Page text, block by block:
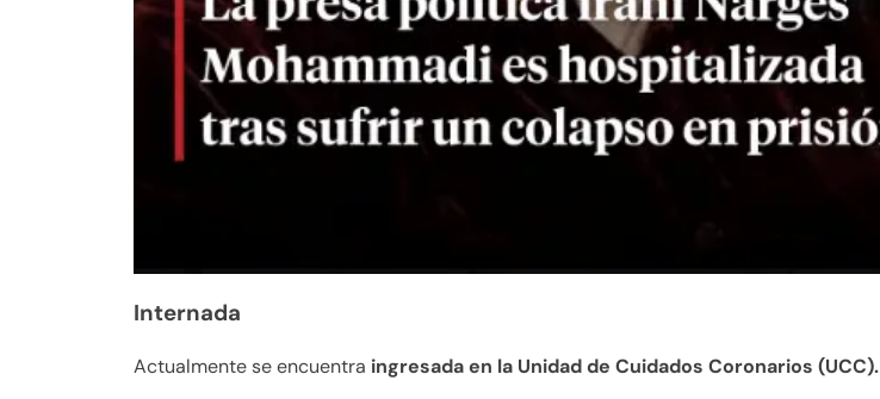
Internada
Actualmente se encuentra ingresada en la Unidad de Cuidados Coronarios (UCC).